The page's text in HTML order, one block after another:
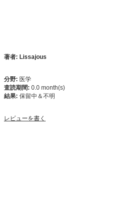
著者: Lissajous
分野: 医学
査読期間: 0.0 month(s)
結果: 保留中＆不明
レビューを書く